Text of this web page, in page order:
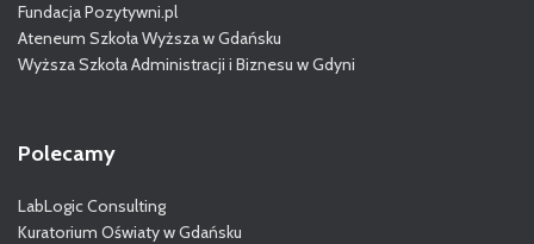
Fundacja Pozytywni.pl
Ateneum Szkoła Wyższa w Gdańsku
Wyższa Szkoła Administracji i Biznesu w Gdyni
Polecamy
LabLogic Consulting
Kuratorium Oświaty w Gdańsku